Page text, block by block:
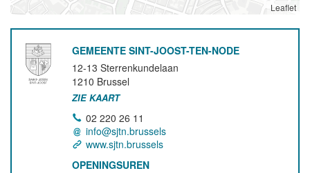
Leaflet
GEMEENTE SINT-JOOST-TEN-NODE
12-13 Sterrenkundelaan
1210 Brussel
ZIE KAART
02 220 26 11
info@sjtn.brussels
www.sjtn.brussels
OPENINGSUREN